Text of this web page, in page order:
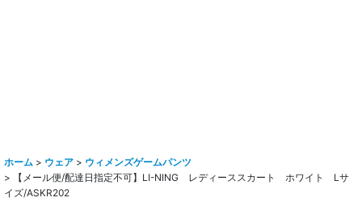
ホーム > ウェア > ウィメンズゲームパンツ
>
【メール便/配達日指定不可】LI-NING レディーススカート ホワイト Lサ
イズ/ASKR202